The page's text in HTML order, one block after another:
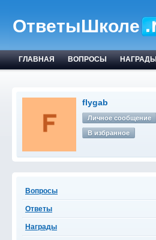
ОтветыШколе
ГЛАВНАЯ ВОПРОСЫ НАГРАДЫ
flygab
Личное сообщение
В избранное
Вопросы
Ответы
Награды